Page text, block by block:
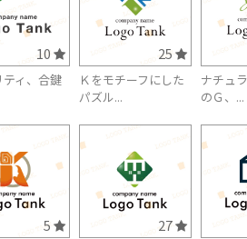
10
ティ、合鍵
25
Ｋをモチーフにした
パズル...
ナチュ
のＧ、...
5 27